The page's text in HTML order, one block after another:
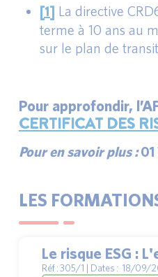
[1] La directive
terme à 10 ans au
sur le plan de
Pour approfondir,
CERTIFICAT DES
Pour en savoir plus :01
LES
Le risque ESG :
Réf : 305/1 | Dates : 18/09/